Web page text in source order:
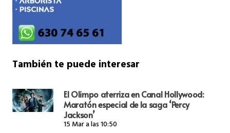
También te puede interesar
El Olimpo aterriza en Canal Hollywood:
Maratón especial de la saga ‘Percy
Jackson’
15 Mar a las 10:50